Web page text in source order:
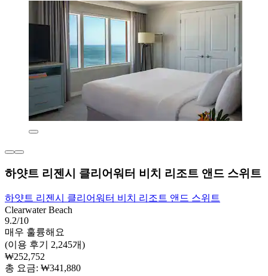
하얏트 리젠시 클리어워터 비치 리조트 앤드 스위트
하얏트 리젠시 클리어워터 비치 리조트 앤드 스위트
Clearwater Beach
9.2/10
매우 훌륭해요
(이용 후기 2,245개)
₩252,752
총 요금: ₩341,880